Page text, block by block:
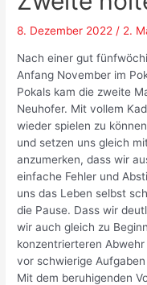
8. Dezember 2022 / 2.
Nach einer gut
Anfang November im
Pokals kam die zweite
Neuhofer. Mit vollem
wieder spielen zu
und setzen uns gleich
anzumerken, dass wir
einfache Fehler und
uns das Leben selbst
die Pause. Dass wir
wir auch gleich zu
konzentrierteren
vor schwierige
Mit dem beruhigenden